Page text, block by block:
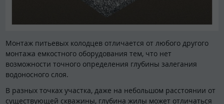
Монтаж питьевых колодцев отличается от любого другого
монтажа емкостного оборудования тем, что нет
возможности точного определения глубины залегания
водоносного слоя.
В разных точках участка, даже на небольшом расстоянии от
существующей скважины, глубина жилы может отличаться